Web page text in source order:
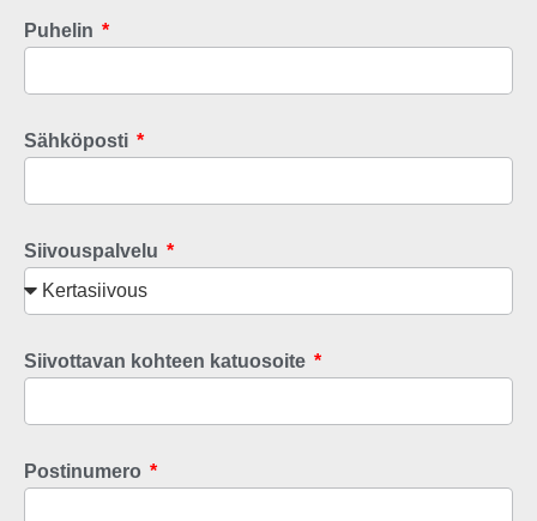
Puhelin
Sähköposti
Siivouspalvelu
Siivottavan kohteen katuosoite
Postinumero